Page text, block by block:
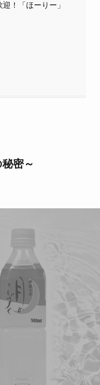
！「ほーりー」
密～